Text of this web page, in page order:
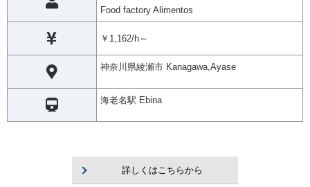
Food factory Alimentos
￥1,162/h～
神奈川県綾瀬市 Kanagawa,Ayase
海老名駅 Ebina
詳しくはこちらから